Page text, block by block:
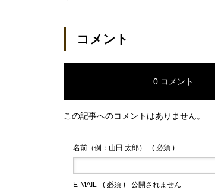
コメント
0 コメント
この記事へのコメントはありません。
名前（例：山田 太郎） ( 必須 )
E-MAIL ( 必須 ) - 公開されません -